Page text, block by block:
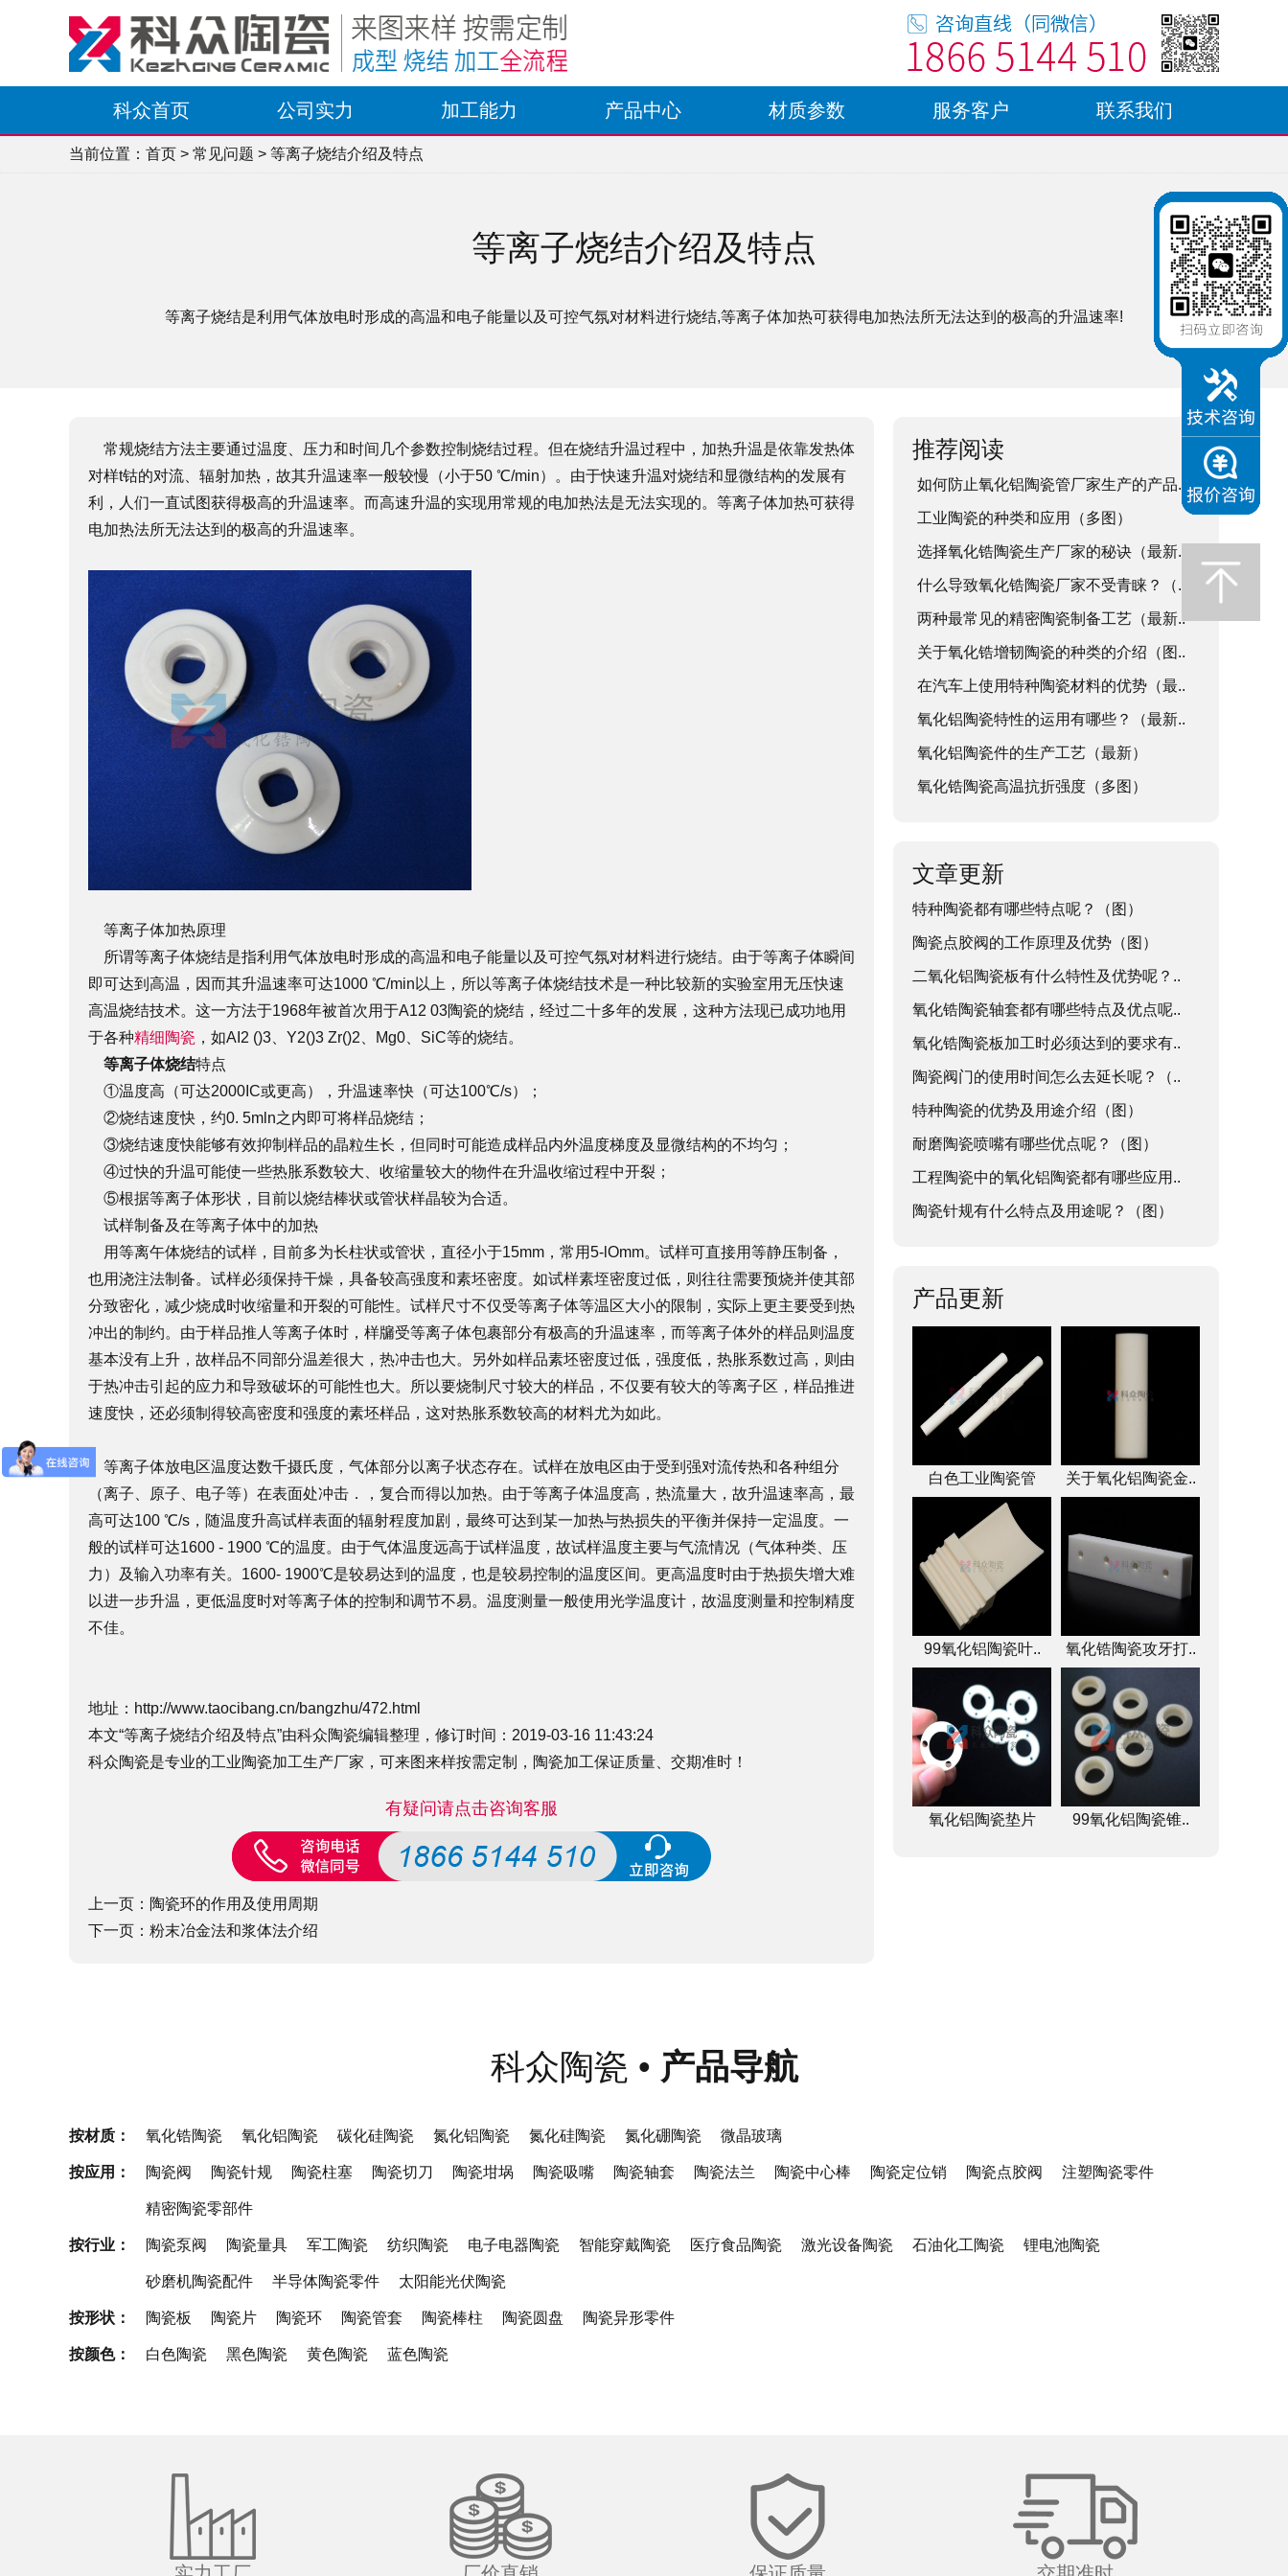
科众首页 公司实力 加工能力 产品中心 材质参数 服务客户 联系我们
当前位置： 首页 > 常见问题 > 等离子烧结介绍及特点
等离子烧结介绍及特点
等离子烧结是利用气体放电时形成的高温和电子能量以及可控气氛对材料进行烧结,等离子体加热可获得电加热法所无法达到的极高的升温速率!
常规烧结方法主要通过温度、压力和时间几个参数控制烧结过程。但在烧结升温过程中，加热升温是依靠发热体
对样t钴的对流、辐射加热，故其升温速率一般较慢（小于50 ℃/min）。由于快速升温对烧结和显微结构的发展有
利，人们一直试图获得极高的升温速率。而高速升温的实现用常规的电加热法是无法实现的。等离子体加热可获得
电加热法所无法达到的极高的升温速率。
等离子体加热原理
所谓等离子体烧结是指利用气体放电时形成的高温和电子能量以及可控气氛对材料进行烧结。由于等离子体瞬间
即可达到高温，因而其升温速率可达1000 ℃/min以上，所以等离子体烧结技术是一种比较新的实验室用无压快速
高温烧结技术。这一方法于1968年被首次用于A12 03陶瓷的烧结，经过二十多年的发展，这种方法现已成功地用
于各种精细陶瓷 ，如AI2 ()3、Y2()3 Zr()2、Mg0、SiC等的烧结。
等离子体烧结特点
①温度高（可达2000IC或更高），升温速率快（可达100℃/s）；
②烧结速度快，约0. 5mln之内即可将样品烧结；
③烧结速度快能够有效抑制样品的晶粒生长，但同时可能造成样品内外温度梯度及显微结构的不均匀；
④过快的升温可能使一些热胀系数较大、收缩量较大的物件在升温收缩过程中开裂；
⑤根据等离子体形状，目前以烧结棒状或管状样晶较为合适。
试样制备及在等离子体中的加热
用等离午体烧结的试样，目前多为长柱状或管状，直径小于15mm，常用5-lOmm。试样可直接用等静压制备，
也用浇注法制备。试样必须保持干燥，具备较高强度和素坯密度。如试样素垤密度过低，则往往需要预烧并使其部
分致密化，减少烧成时收缩量和开裂的可能性。试样尺寸不仅受等离子体等温区大小的限制，实际上更主要受到热
冲出的制约。由于样品推人等离子体时，样牖受等离子体包裹部分有极高的升温速率，而等离子体外的样品则温度
基本没有上升，故样品不同部分温差很大，热冲击也大。另外如样品素坯密度过低，强度低，热胀系数过高，则由
于热冲击引起的应力和导致破坏的可能性也大。所以要烧制尺寸较大的样品，不仅要有较大的等离子区，样品推进
速度快，还必须制得较高密度和强度的素坯样品，这对热胀系数较高的材料尤为如此。
等离子体放电区温度达数千摄氏度，气体部分以离子状态存在。试样在放电区由于受到强对流传热和各种组分
（离子、原子、电子等）在表面处冲击．，复合而得以加热。由于等离子体温度高，热流量大，故升温速率高，最
高可达100 ℃/s，随温度升高试样表面的辐射程度加剧，最终可达到某一加热与热损失的平衡并保持一定温度。一
般的试样可达1600 - 1900 ℃的温度。由于气体温度远高于试样温度，故试样温度主要与气流情况（气体种类、压
力）及输入功率有关。1600- 1900℃是较易达到的温度，也是较易控制的温度区间。更高温度时由于热损失增大难
以进一步升温，更低温度时对等离子体的控制和调节不易。温度测量一般使用光学温度计，故温度测量和控制精度
不佳。
地址： http://www.taocibang.cn/bangzhu/472.html
本文“等离子烧结介绍及特点”由科众陶瓷编辑整理，修订时间：2019-03-16 11:43:24
科众陶瓷是专业的工业陶瓷加工生产厂家，可来图来样按需定制， 陶瓷加工保证质量、交期准时！
有疑问请点击咨询客服
上一页： 陶瓷环的作用及使用周期
下一页： 粉末冶金法和浆体法介绍
推荐阅读
如何防止氧化铝陶瓷管厂家生产的产品..
工业陶瓷的种类和应用（多图）
选择氧化锆陶瓷生产厂家的秘诀（最新..
什么导致氧化锆陶瓷厂家不受青睐？（..
两种最常见的精密陶瓷制备工艺（最新..
关于氧化锆增韧陶瓷的种类的介绍（图..
在汽车上使用特种陶瓷材料的优势（最..
氧化铝陶瓷特性的运用有哪些？（最新..
氧化铝陶瓷件的生产工艺（最新）
氧化锆陶瓷高温抗折强度（多图）
文章更新
特种陶瓷都有哪些特点呢？（图）
陶瓷点胶阀的工作原理及优势（图）
二氧化铝陶瓷板有什么特性及优势呢？..
氧化锆陶瓷轴套都有哪些特点及优点呢..
氧化锆陶瓷板加工时必须达到的要求有..
陶瓷阀门的使用时间怎么去延长呢？（..
特种陶瓷的优势及用途介绍（图）
耐磨陶瓷喷嘴有哪些优点呢？（图）
工程陶瓷中的氧化铝陶瓷都有哪些应用..
陶瓷针规有什么特点及用途呢？（图）
产品更新
白色工业陶瓷管 关于氧化铝陶瓷金..
99氧化铝陶瓷叶.. 氧化锆陶瓷攻牙打..
氧化铝陶瓷垫片 99氧化铝陶瓷锥..
科众陶瓷 • 产品导航
按材质： 氧化锆陶瓷 氧化铝陶瓷 碳化硅陶瓷 氮化铝陶瓷 氮化硅陶瓷 氮化硼陶瓷 微晶玻璃
按应用： 陶瓷阀 陶瓷针规 陶瓷柱塞 陶瓷切刀 陶瓷坩埚 陶瓷吸嘴 陶瓷轴套 陶瓷法兰 陶瓷中心棒 陶瓷定位销 陶瓷点胶阀 注塑陶瓷零件
精密陶瓷零部件
按行业： 陶瓷泵阀 陶瓷量具 军工陶瓷 纺织陶瓷 电子电器陶瓷 智能穿戴陶瓷 医疗食品陶瓷 激光设备陶瓷 石油化工陶瓷 锂电池陶瓷
砂磨机陶瓷配件 半导体陶瓷零件 太阳能光伏陶瓷
按形状： 陶瓷板 陶瓷片 陶瓷环 陶瓷管套 陶瓷棒柱 陶瓷圆盘 陶瓷异形零件
按颜色： 白色陶瓷 黑色陶瓷 黄色陶瓷 蓝色陶瓷